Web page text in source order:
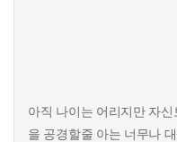
아직 나이는 어리지만 자
을 공경할줄 아는 너무나